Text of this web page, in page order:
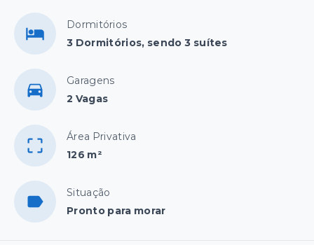
Dormitórios
3 Dormitórios, sendo 3 suítes
Garagens
2 Vagas
Área Privativa
126 m²
Situação
Pronto para morar